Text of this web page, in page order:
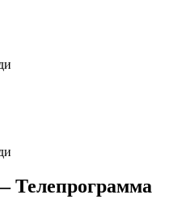
Телепрограмма